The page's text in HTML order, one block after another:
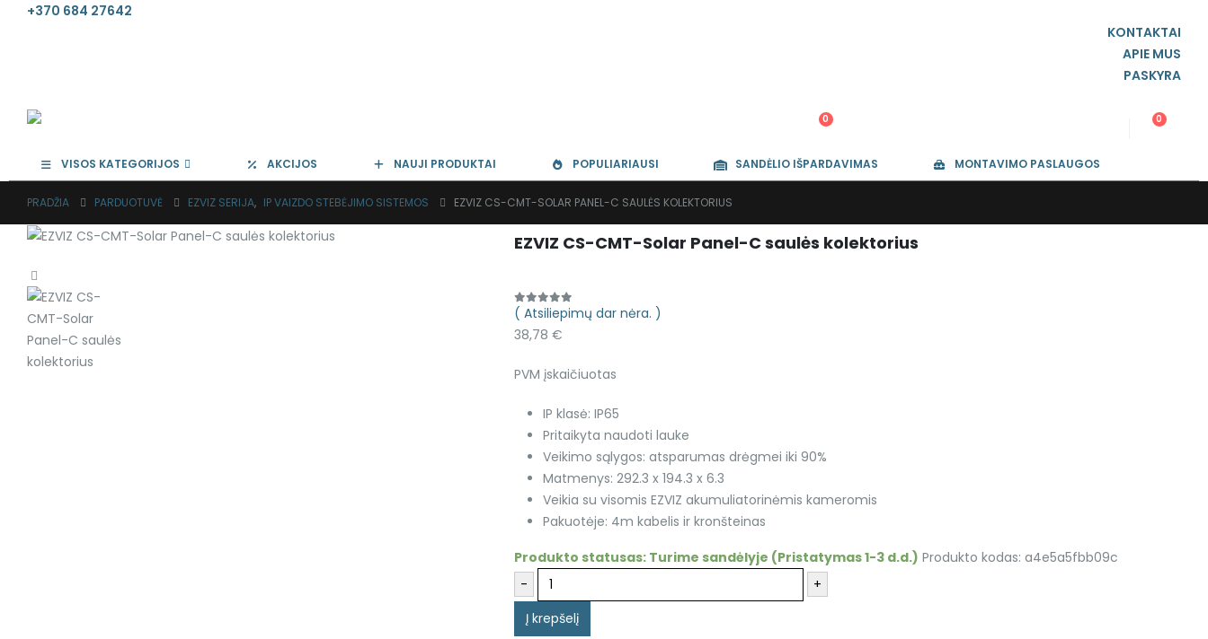
+370 684 27642
KONTAKTAI
APIE MUS
PASKYRA
0 0
VISOS KATEGORIJOS AKCIJOS NAUJI PRODUKTAI POPULIARIAUSI SANDĖLIO IŠPARDAVIMAS MONTAVIMO PASLAUGOS
PRADŽIA PARDUOTUVĖ EZVIZ SERIJA, IP VAIZDO STEBĖJIMO SISTEMOS EZVIZ CS-CMT-SOLAR PANEL-C SAULĖS KOLEKTORIUS
EZVIZ CS-CMT-Solar Panel-C saulės kolektorius
0 out of 5
( Atsiliepimų dar nėra. )
38,78 €
PVM įskaičiuotas
IP klasė: IP65
Pritaikyta naudoti lauke
Veikimo sąlygos: atsparumas drėgmei iki 90%
Matmenys: 292.3 x 194.3 x 6.3
Veikia su visomis EZVIZ akumuliatorinėmis kameromis
Pakuotėje: 4m kabelis ir kronšteinas
Produkto statusas: Turime sandėlyje (Pristatymas 1-3 d.d.) Produkto kodas: a4e5a5fbb09c
-
+
Į krepšelį